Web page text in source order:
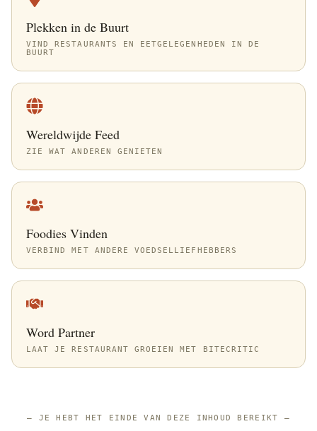
Plekken in de Buurt
VIND RESTAURANTS EN EETGELEGENHEDEN IN DE
BUURT
Wereldwijde Feed
ZIE WAT ANDEREN GENIETEN
Foodies Vinden
VERBIND MET ANDERE VOEDSELLIEFHEBBERS
Word Partner
LAAT JE RESTAURANT GROEIEN MET BITECRITIC
— JE HEBT HET EINDE VAN DEZE INHOUD BEREIKT —